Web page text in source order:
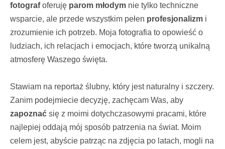
fotografoferuję parom młodym nie tylko techniczne
wsparcie, ale przede wszystkim pełen profesjonalizm i
zrozumienie ich potrzeb. Moja fotografia to opowieść o
ludziach, ich relacjach i emocjach, które tworzą unikalną
atmosferę Waszego święta.
Stawiam na reportaż ślubny, który jest naturalny i szczery.
Zanim podejmiecie decyzję, zachęcam Was, aby
zapoznać się z moimi dotychczasowymi pracami, które
najlepiej oddają mój sposób patrzenia na świat. Moim
celem jest, abyście patrząc na zdjęcia po latach, mogli na